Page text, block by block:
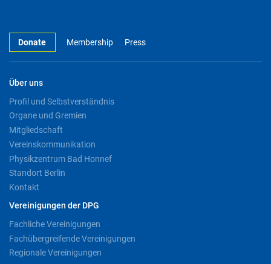
Donate Membership Press
Über uns
Profil und Selbstverständnis
Organe und Gremien
Mitgliedschaft
Vereinskommunikation
Physikzentrum Bad Honnef
Standort Berlin
Kontakt
Vereinigungen der DPG
Fachliche Vereinigungen
Fachübergreifende Vereinigungen
Regionale Vereinigungen